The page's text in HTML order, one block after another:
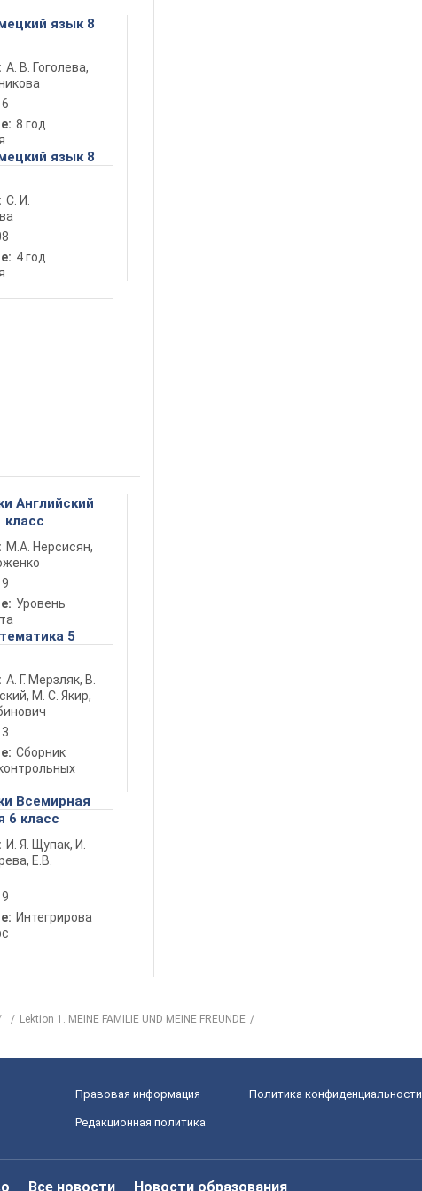
язык 8
А. В. Гоголева,
8 год
язык 8
С. И.
4 год
Английский
класс
М.А. Нерсисян,
Уровень
5
А. Г. Мерзляк, В.
М. С. Якир,
Сборник
Всемирная
6 класс
И. Я. Щупак, И.
Е.В.
Интегрирова
Lektion 1. MEINE FAMILIE UND MEINE FREUNDE
Правовая информация Политика конфиденциальности
Редакционная политика
Все новости Новости образования